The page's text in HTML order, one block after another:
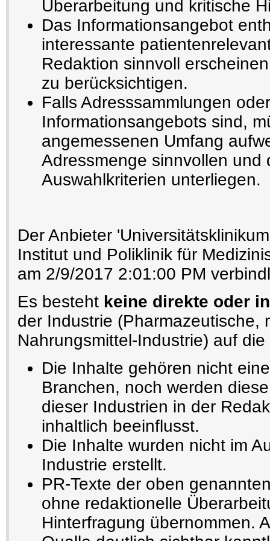
Überarbeitung und kritische
Das Informationsangebot
interessante
Redaktion sinnvoll
zu berücksichtigen.
Falls Adresssammlungen
Informationsangebots sind,
angemessenen Umfang
Adressmenge sinnvollen und
Auswahlkriterien unterliegen.
Der Anbieter
Institut und Poliklinik für
am 2/9/2017 2:01:00 PM
Es besteht keine direkte oder
der Industrie (Pharmazeutische,
Nahrungsmittel-Industrie) auf
Die Inhalte gehören nicht
Branchen, noch werden
dieser Industrien in der
inhaltlich beeinflusst.
Die Inhalte wurden nicht im
Industrie erstellt.
PR-Texte der oben
ohne redaktionelle
Hinterfragung übernommen.